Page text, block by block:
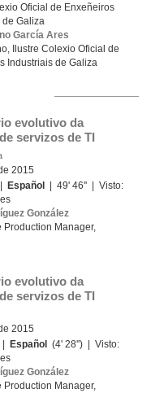
Oficial de Enxeñeiros
de Galiza
García Ares
Ilustre Colexio Oficial de
Industriais de Galiza
evolutivo da
servizos de TI
2015
Español
| 49' 46'' | Visto:
González
Production Manager,
evolutivo da
servizos de TI
2015
Español
(4' 28'') | Visto:
González
Production Manager,